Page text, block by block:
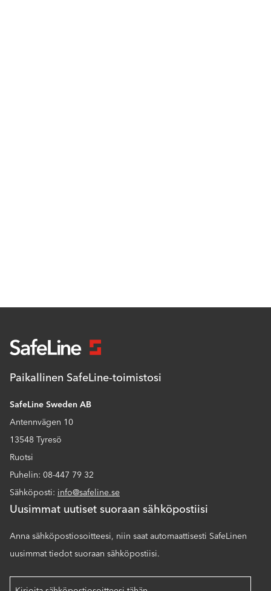
Paikallinen SafeLine-toimistosi
SafeLine Sweden AB
Antennvägen 10
13548 Tyresö
Ruotsi
Puhelin: 08-447 79 32
Sähköposti: info@safeline.se
Uusimmat uutiset suoraan sähköpostiisi
Anna sähköpostiosoitteesi, niin saat automaattisesti SafeLinen
uusimmat tiedot suoraan sähköpostiisi.